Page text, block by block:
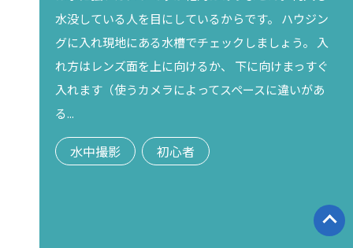
水没している人を目にしているからです。 ハウジン
グに入れ現地にある水槽でチェックしましょう。 入
れ方はレンズ面を上に向けるか、 下に向けまっすぐ
入れます（使うカメラによってスペースに違いがあ
る...
水中撮影 初心者